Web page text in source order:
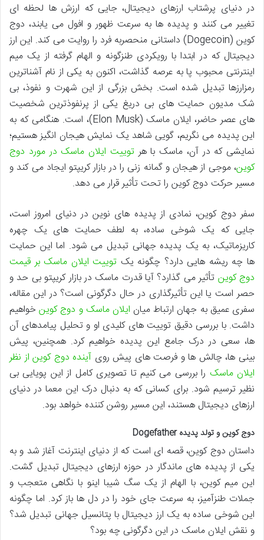
در دنیای پرشتاب ارزهای دیجیتال، جایی که ارزش ها لحظه ای
تغییر می کنند و پدیده ها به سرعت ظهور و افول می یابند، دوج
کوین (Dogecoin) داستانی منحصربه فرد را روایت می کند. این ارز
دیجیتال که در ابتدا با رویکردی طنزگونه و الهام گرفته از یک میم
اینترنتی محبوب پا به عرصه گذاشت، اکنون به یکی از نام آشناترین
رمزارزها تبدیل شده است. بخش بزرگی از این شهرت و نفوذ، بی
شک مدیون حمایت های بی دریغ یکی از پرنفوذترین شخصیت
های عصر حاضر، ایلان ماسک (Elon Musk)، است. هنگامی که به
این پدیده می نگریم، گویی شاهد یک نمایش هیجان انگیز هستیم؛
نمایشی که در آن، ماسک با هرتوییت ایلان ماسک در مورد دوج
کوین، موجی از هیجان و گمانه زنی را در بازار کریپتو ایجاد می کند و
مسیر حرکت دوج کوین را تحت تأثیر قرار می دهد.
سفر دوج کوین، نمادی از پدیده های نوین در دنیای امروز است،
جایی که یک شوخی ساده، به لطف حمایت های یک چهره
کاریزماتیک، به یک پدیده جهانی تبدیل می شود. اما این حمایت
ها چه ریشه هایی دارد؟ چگونه یک توییت ایلان ماسک بر قیمت
دوج کوین تأثیر می گذارد؟ آیا قدرت ماسک در بازار کریپتو بی حد و
حصر است یا این تأثیرگذاری در حال دگرگونی است؟ در این مقاله،
سفری عمیق به جهان ارتباط میان ایلان ماسک و دوج کوینخواهیم
داشت. با بررسی دقیق توییت های کلیدی او و تحلیل پیامدهای آن
ها، سعی در درک جامع این پدیده خواهیم کرد. همچنین، پیش
بینی ها، چالش ها و فرصت های پیش روی آینده دوج کوین از نظر
ایلان ماسک را بررسی می کنیم تا تصویری کامل از این پویایی بی
نظیر ترسیم شود. برای کسانی که به دنبال درک این معما در دنیای
ارزهای دیجیتال هستند، این مسیر روشن کننده خواهد بود.
دوج کوین و تولد پدیده Dogefather
داستان دوج کوین، قصه ای است که از دنیای اینترنت آغاز شد و به
یکی از پدیده های ماندگار در حوزه ارزهای دیجیتال تبدیل گشت.
این میم کوین، با الهام از یک سگ شیبا اینو با نگاهی متعجب و
جملات طنزآمیز، به سرعت جای خود را در دل ها باز کرد. اما چگونه
این شوخی ساده به یک ارز دیجیتال با پتانسیل جهانی تبدیل شد؟
و نقش ایلان ماسک در این دگرگونی چه بود؟